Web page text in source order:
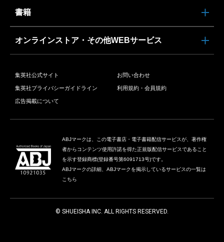
書籍
オンラインストア・その他WEBサービス
集英社公式サイト お問い合わせ
集英社プライバシーガイドライン 利用規約・会員規約
広告掲載について
ABJマークは、この電子書店・電子書籍配信サービスが、著作権
者からコンテンツ使用許諾を得た正規版配信サービスであること
を示す登録商標(登録番号第6091713号)です。
ABJマークの詳細、ABJマークを掲示しているサービスの一覧は
こちら
© SHUEISHA INC. ALL RIGHTS RESERVED.